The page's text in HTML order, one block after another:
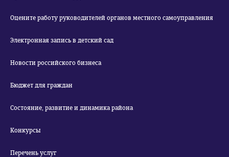
Оцените работу руководителей органов местного самоуправления
Электронная запись в детский сад
Новости российского бизнеса
Бюджет для граждан
Состояние, развитие и динамика района
Конкурсы
Перечень услуг